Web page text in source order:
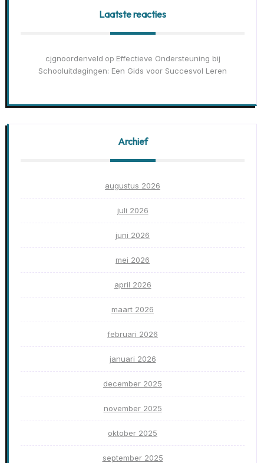
Laatste reacties
cjgnoordenveld op Effectieve Ondersteuning bij
Schooluitdagingen: Een Gids voor Succesvol Leren
Archief
augustus 2026
juli 2026
juni 2026
mei 2026
april 2026
maart 2026
februari 2026
januari 2026
december 2025
november 2025
oktober 2025
september 2025